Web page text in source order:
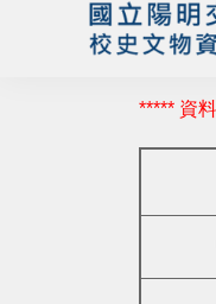
***** 資